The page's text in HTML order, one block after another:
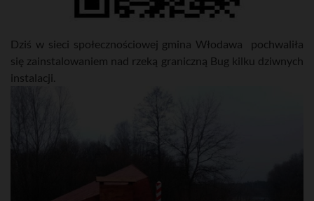
Dziś w sieci społecznościowej gmina Włodawa pochwaliła
się zainstalowaniem nad rzeką graniczną Bug kilku dziwnych
instalacji.